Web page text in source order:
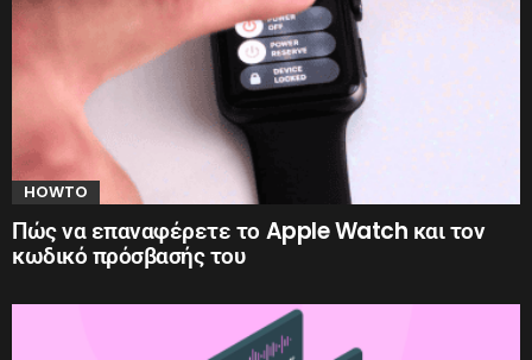
HOWTO
Πώς να επαναφέρετε το Apple Watch και τον
κωδικό πρόσβασής του